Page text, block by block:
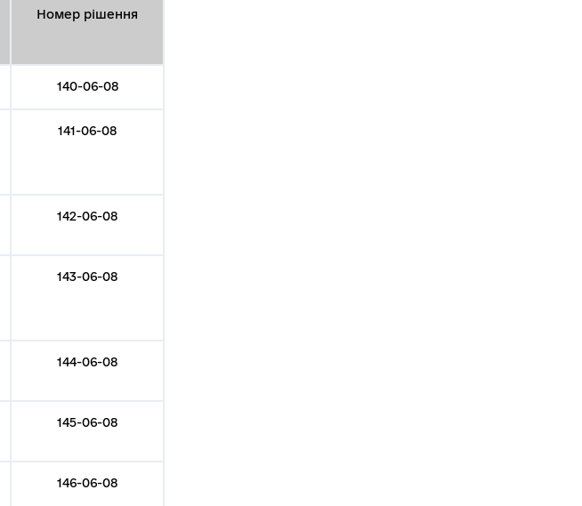
Номер рішення
140-06-08
141-06-08
142-06-08
143-06-08
144-06-08
145-06-08
146-06-08